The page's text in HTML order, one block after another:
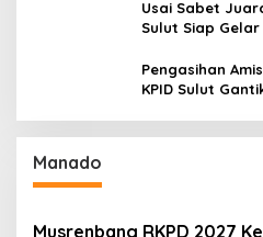
Usai Sabet
Sulut Siap
Pengasihan
KPID Sulut
Manado
Musrenbang RKPD 2027